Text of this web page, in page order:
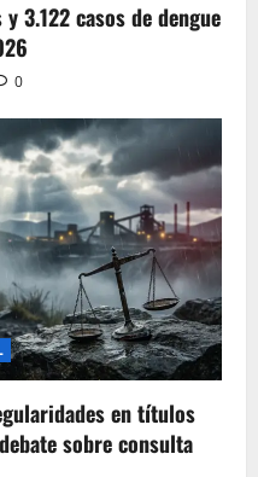
3.122 casos de dengue
0
en títulos
sobre consulta